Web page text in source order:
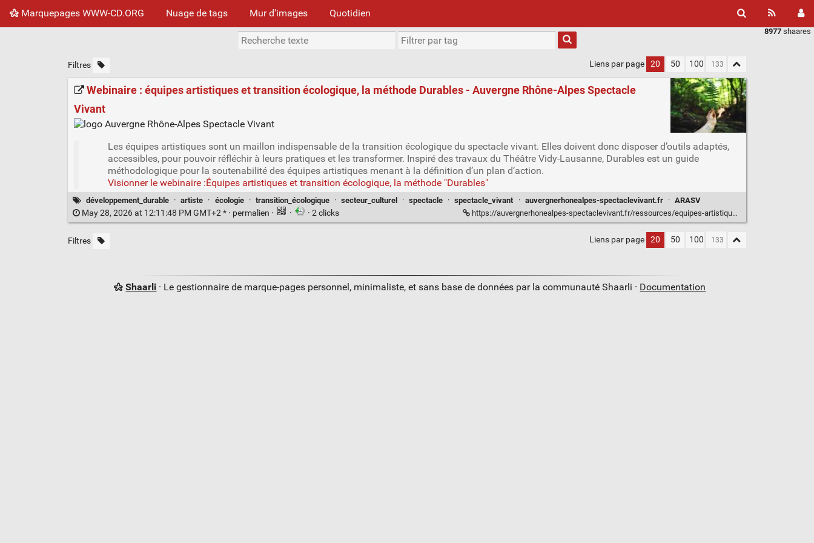
Marquepages WWW-CD.ORG Nuage de tags Mur d'images Quotidien
8977 shaares
Filtres Liens par page 20 50 100
Webinaire : équipes artistiques et transition écologique, la méthode Durables - Auvergne Rhône-Alpes Spectacle
Vivant
Les équipes artistiques sont un maillon indispensable de la transition écologique du spectacle vivant. Elles doivent donc disposer d’outils adaptés,
accessibles, pour pouvoir réfléchir à leurs pratiques et les transformer. Inspiré des travaux du Théâtre Vidy-Lausanne, Durables est un guide
méthodologique pour la soutenabilité des équipes artistiques menant à la définition d’un plan d’action.
Visionner le webinaire :Équipes artistiques et transition écologique, la méthode "Durables"
développement_durable · artiste · écologie · transition_écologique · secteur_culturel · spectacle · spectacle_vivant · auvergnerhonealpes-spectaclevivant.fr · ARASV
May 28, 2026 at 12:11:48 PM GMT+2 * · permalien · · · 2 clicks https://auvergnerhonealpes-spectaclevivant.fr/ressources/equipes-artistiques-et-transition-ecologique-la-methode-durables/
Filtres Liens par page 20 50 100
Shaarli · Le gestionnaire de marque-pages personnel, minimaliste, et sans base de données par la communauté Shaarli · Documentation